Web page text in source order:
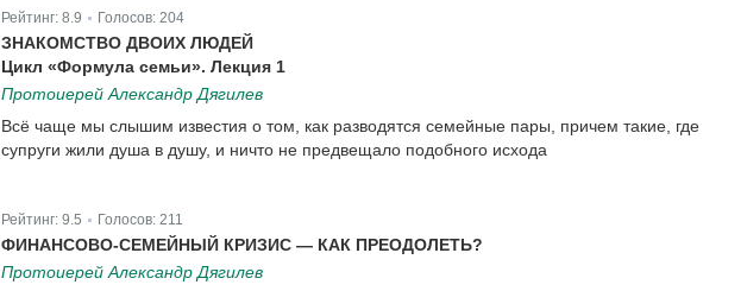
Рейтинг: 8.9 Голосов: 204
ЗНАКОМСТВО ДВОИХ ЛЮДЕЙ
Цикл «Формула семьи». Лекция 1
Протоиерей Александр Дягилев
Всё чаще мы слышим известия о том, как разводятся семейные пары, причем такие, где
супруги жили душа в душу, и ничто не предвещало подобного исхода
Рейтинг: 9.5 Голосов: 211
ФИНАНСОВО-СЕМЕЙНЫЙ КРИЗИС — КАК ПРЕОДОЛЕТЬ?
Протоиерей Александр Дягилев